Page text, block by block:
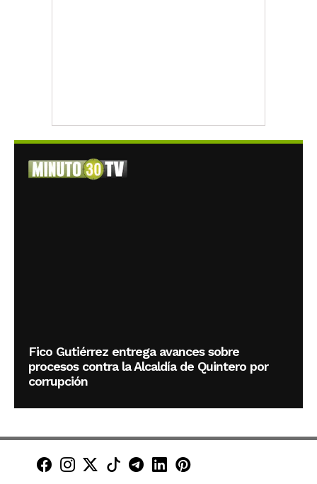
Fico Gutiérrez entrega avances sobre
procesos contra la Alcaldía de Quintero por
corrupción
Minuto30 en Facebook
Minuto30 en Instagram
Minuto30 en X (Twitter)
Minuto30 en TikTok
Canal de Minuto30 en
Minuto30 en LinkedIn
Minuto30 en